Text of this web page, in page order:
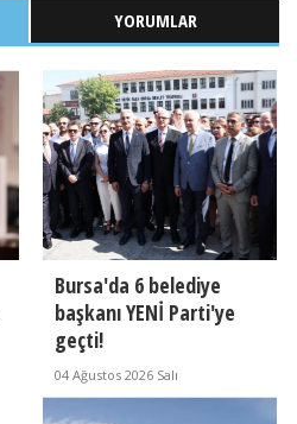
YORUMLAR
Bursa'da 6 belediye
başkanı YENİ Parti'ye
geçti!
04 Ağustos 2026 Salı